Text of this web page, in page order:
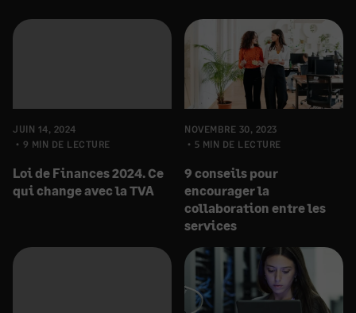
JUIN 14, 2024
9 MIN DE LECTURE
Loi de Finances 2024. Ce
qui change avec la TVA
NOVEMBRE 30, 2023
5 MIN DE LECTURE
9 conseils pour
encourager la
collaboration entre les
services